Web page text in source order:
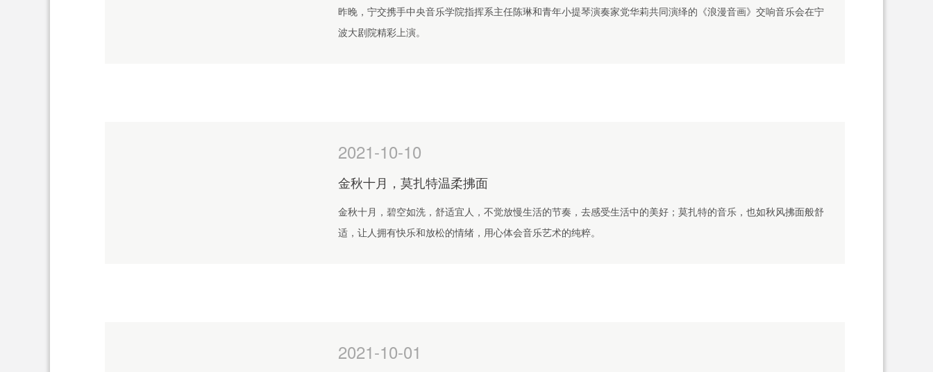
昨晚，宁交携手中央音乐学院指挥系主任陈琳和青年小提琴演奏家党华莉共同演绎的《浪漫音画》交响音乐会在宁
波大剧院精彩上演。
2021-10-10
金秋十月，莫扎特温柔拂面
金秋十月，碧空如洗，舒适宜人，不觉放慢生活的节奏，去感受生活中的美好；莫扎特的音乐，也如秋风拂面般舒
适，让人拥有快乐和放松的情绪，用心体会音乐艺术的纯粹。
2021-10-01